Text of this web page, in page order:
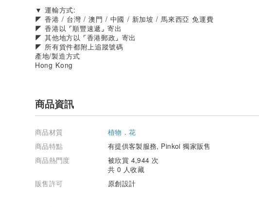
▼ 運輸方式:
◤ 香港 / 台灣 / 澳門 / 中國 / 新加坡 / 馬來西亞 免運費
◤ 香港以 ⌜順豐速遞⌟ 寄出
◤ 其他地方以 ⌜香港郵政⌟ 寄出
◤ 所有貨件都附上追蹤號碼
產地/製造方式
Hong Kong
商品資訊
商品材質
植物．花
商品特點
有提供客製服務, Pinkoi 獨家販售
商品熱門度
被欣賞 4,944 次
共 0 人收藏
販售許可
原創設計